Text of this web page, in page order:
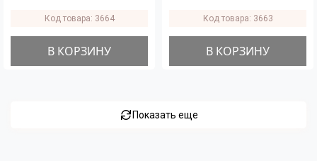
Код товара: 3664
В КОРЗИНУ
Код товара: 3663
В КОРЗИНУ
Показать еще